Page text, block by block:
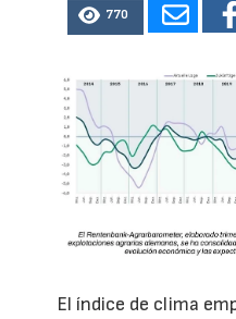
770
El índice de clima